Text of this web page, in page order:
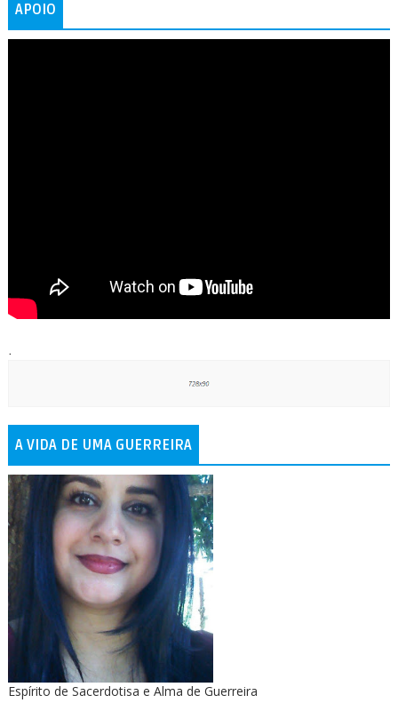
APOIO
.
A VIDA DE UMA GUERREIRA
Espírito de Sacerdotisa e Alma de Guerreira